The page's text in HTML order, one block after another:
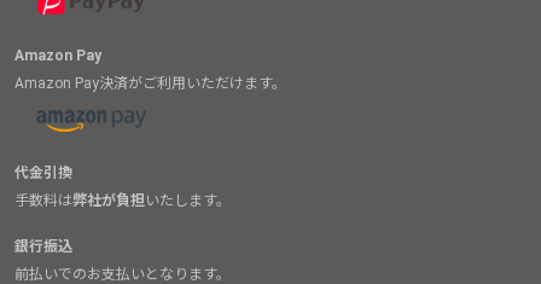
Amazon Pay
Amazon Pay決済がご利用いただけます。
代金引換
手数料は弊社が負担 いたします。
銀行振込
前払いでのお支払いとなります。